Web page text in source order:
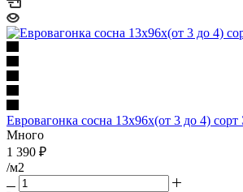
Евровагонка сосна 13х96х(от 3 до 4) сорт
Много
1 390 ₽
/м2